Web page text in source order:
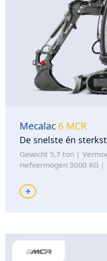
Mecalac 6 MCR
De snelste én
Gewicht 5,7 ton
Hefvermogen 3000 KG